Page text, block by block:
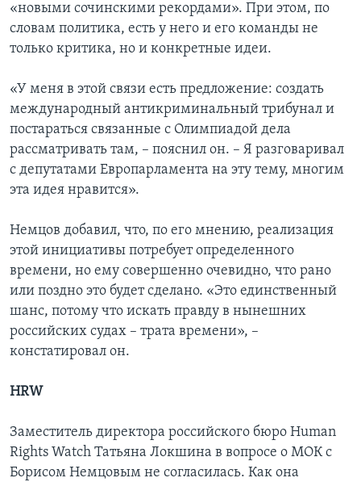
«новыми сочинскими рекордами». При этом, по
словам политика, есть у него и его команды не
только критика, но и конкретные идеи.
«У меня в этой связи есть предложение: создать
международный антикриминальный трибунал и
постараться связанные с Олимпиадой дела
рассматривать там, – пояснил он. – Я разговаривал
с депутатами Европарламента на эту тему, многим
эта идея нравится».
Немцов добавил, что, по его мнению, реализация
этой инициативы потребует определенного
времени, но ему совершенно очевидно, что рано
или поздно это будет сделано. «Это единственный
шанс, потому что искать правду в нынешних
российских судах – трата времени», –
констатировал он.
HRW
Заместитель директора российского бюро Human
Rights Watch Татьяна Локшина в вопросе о МОК с
Борисом Немцовым не согласилась. Как она